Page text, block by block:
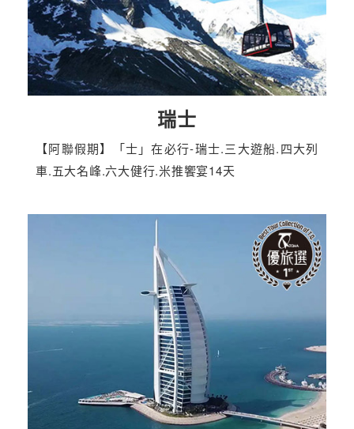
瑞士
【阿聯假期】「士」在必行-瑞士.三大遊船.四大列
車.五大名峰.六大健行.米推饗宴14天